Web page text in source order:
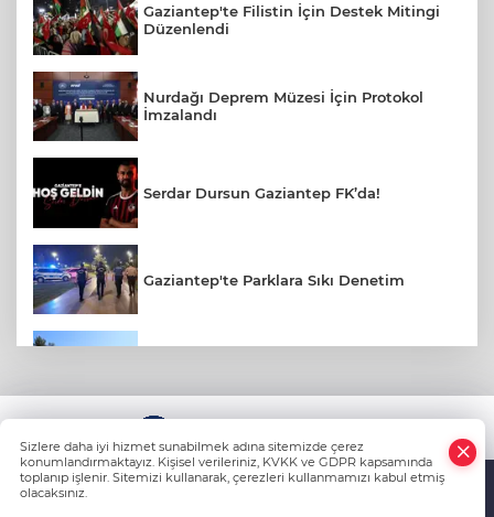
Gaziantep'te Filistin İçin Destek Mitingi
Düzenlendi
Nurdağı Deprem Müzesi İçin Protokol
İmzalandı
Serdar Dursun Gaziantep FK’da!
Gaziantep'te Parklara Sıkı Denetim
Amerikalı Gelin Gaziantep'te Türk
Gelenekleriyle Dünyaevine Girdi
Sizlere daha iyi hizmet sunabilmek adına sitemizde çerez
konumlandırmaktayız. Kişisel verileriniz, KVKK ve GDPR kapsamında
toplanıp işlenir. Sitemizi kullanarak, çerezleri kullanmamızı kabul etmiş
olacaksınız.